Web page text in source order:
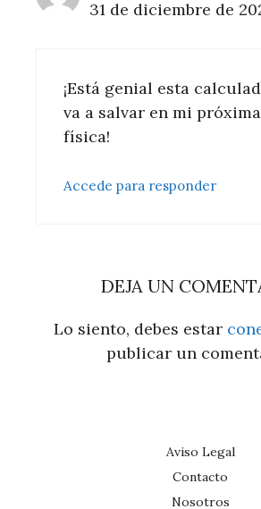
31 de diciembre de
¡Está genial esta
va a salvar en mi
física!
Accede para responder
DEJA UN
Lo siento, debes estar
publicar un
Aviso Legal
Contacto
Nosotros